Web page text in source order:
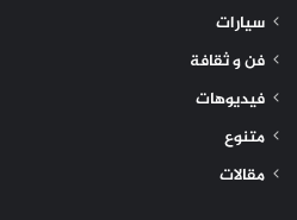
سيارات
فن و ثقافة
فيديوهات
متنوع
مقالات